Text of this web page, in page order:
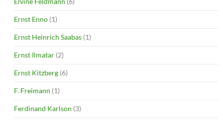
Ernst Enno (1)
Ernst Heinrich Saabas (1)
Ernst Ilmatar (2)
Ernst Kitzberg (6)
F. Freimann (1)
Ferdinand Karlson (3)